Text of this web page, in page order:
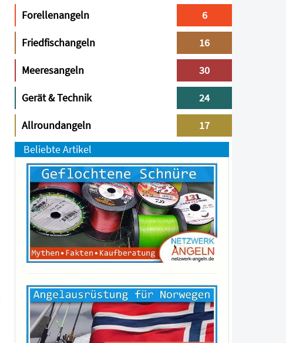
Forellenangeln 6
Friedfischangeln 16
Meeresangeln 30
Gerät & Technik 24
Allroundangeln
17
Beliebte Artikel